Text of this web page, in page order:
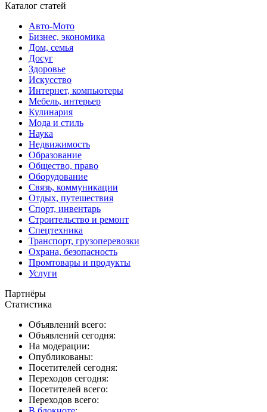
Каталог статей
Авто-Мото
Бизнес, экономика
Дом, семья
Досуг
Здоровье
Искусство
Интернет, компьютеры
Мебель, интерьер
Кулинария
Мода и стиль
Наука
Недвижимость
Образование
Общество, право
Оборудование
Связь, коммуникации
Отдых, путешествия
Спорт, инвентарь
Строительство и ремонт
Спецтехника
Транспорт, грузоперевозки
Охрана, безопасность
Промтовары и продукты
Услуги
Партнёры
Статистика
Объявлений всего:
Объявлений сегодня:
На модерации:
Опубликованы:
Посетителей сегодня:
Переходов сегодня:
Посетителей всего:
Переходов всего: